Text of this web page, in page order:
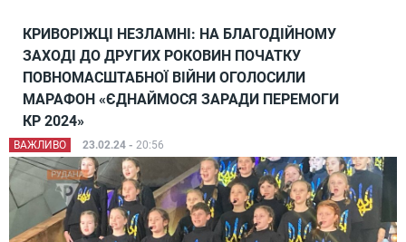
КРИВОРІЖЦІ НЕЗЛАМНІ: НА БЛАГОДІЙНОМУ
ЗАХОДІ ДО ДРУГИХ РОКОВИН ПОЧАТКУ
ПОВНОМАСШТАБНОЇ ВІЙНИ ОГОЛОСИЛИ
МАРАФОН «ЄДНАЙМОСЯ ЗАРАДИ ПЕРЕМОГИ
КР 2024»
ВАЖЛИВО 23.02.24 - 20:56